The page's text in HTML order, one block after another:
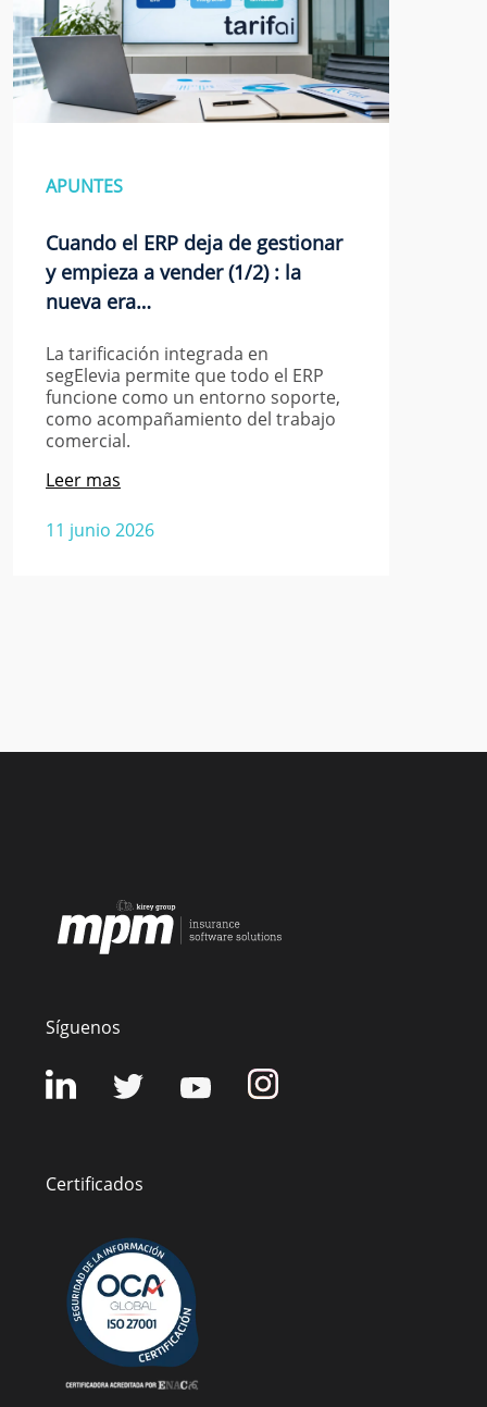
APUNTES
Cuando el ERP deja de gestionar
y empieza a vender (1/2) : la
nueva era…
La tarificación integrada en
segElevia permite que todo el ERP
funcione como un entorno soporte,
como acompañamiento del trabajo
comercial.
11 junio 2026
Leer mas
Síguenos
Certificados